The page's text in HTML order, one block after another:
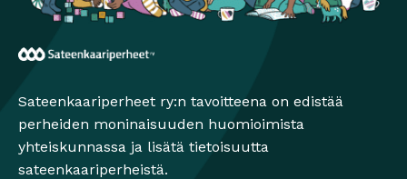
Sateenkaariperheet ry:n tavoitteena on edistää
perheiden moninaisuuden huomioimista
yhteiskunnassa ja lisätä tietoisuutta
sateenkaariperheistä.